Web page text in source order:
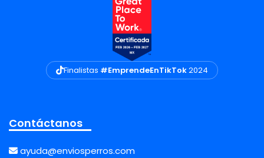
Finalistas #EmprendeEnTikTok2024
Contáctanos
ayuda@enviosperros.com